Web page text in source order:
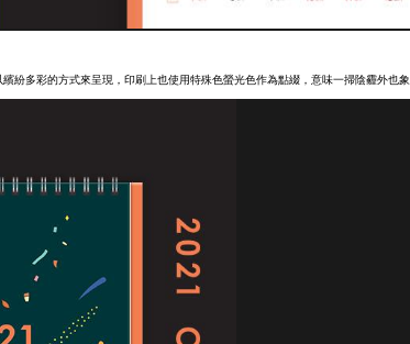
多彩的方式來呈現，印刷上也使用特殊色螢光色作為點綴，意味一掃陰霾外也象